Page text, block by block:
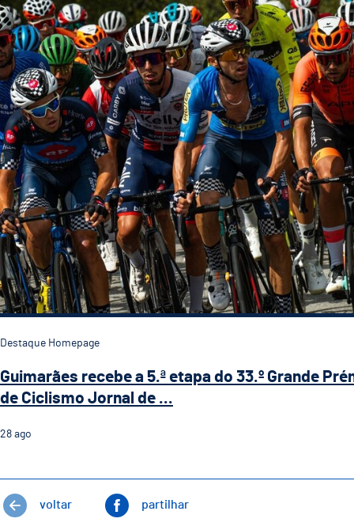
Destaque Homepage
Guimarães recebe a 5.ª etapa do 33.º Grande
de Ciclismo Jornal de ...
28 ago
voltar partilhar